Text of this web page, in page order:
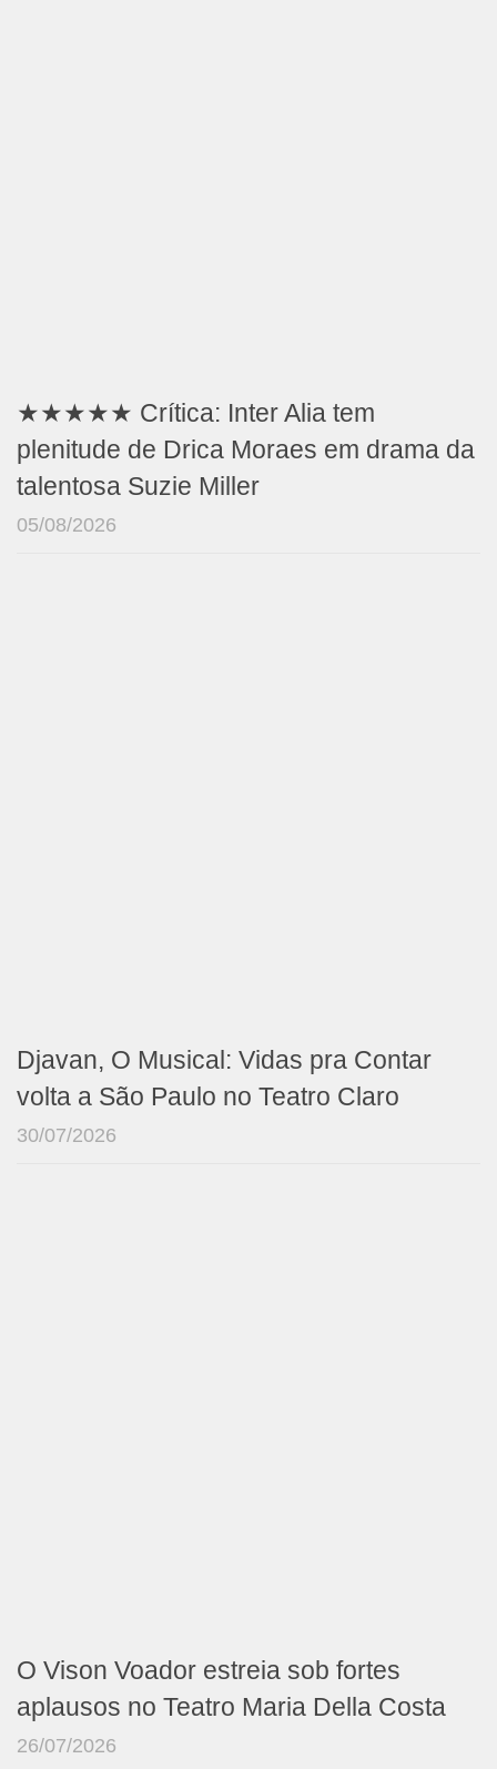
★★★★★ Crítica: Inter Alia tem
plenitude de Drica Moraes em drama da
talentosa Suzie Miller
05/08/2026
Djavan, O Musical: Vidas pra Contar
volta a São Paulo no Teatro Claro
30/07/2026
O Vison Voador estreia sob fortes
aplausos no Teatro Maria Della Costa
26/07/2026